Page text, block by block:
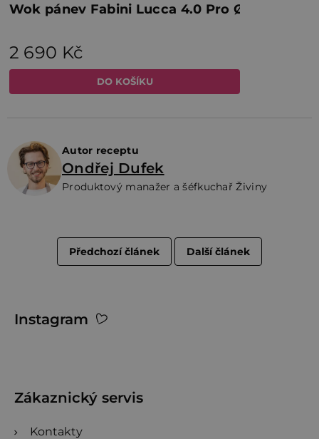
Autor receptu
Ondřej Dufek
Produktový manažer a šéfkuchař Živiny
Předchozí článek Další článek
Instagram
Zákaznický servis
Kontakty